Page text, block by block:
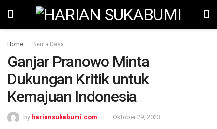
Home Berita Desa
Ganjar Pranowo Minta
Dukungan Kritik untuk
Kemajuan Indonesia
by hariansukabumi.com Oktober 29, 2023